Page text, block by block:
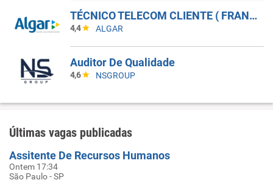
TÉCNICO TELECOM CLIENTE ( FRANCA SP)
4,4 ALGAR
Auditor De Qualidade
4,6 NSGROUP
Últimas vagas publicadas
Assitente De Recursos Humanos
Ontem 17:34
São Paulo - SP